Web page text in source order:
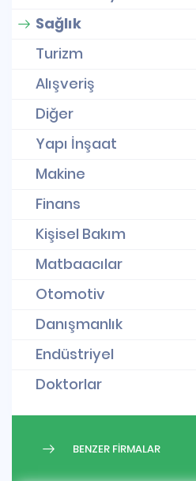
Sağlık
Turizm
Alışveriş
Diğer
Yapı İnşaat
Makine
Finans
Kişisel Bakım
Matbaacılar
Otomotiv
Danışmanlık
Endüstriyel
Doktorlar
BENZER FİRMALAR